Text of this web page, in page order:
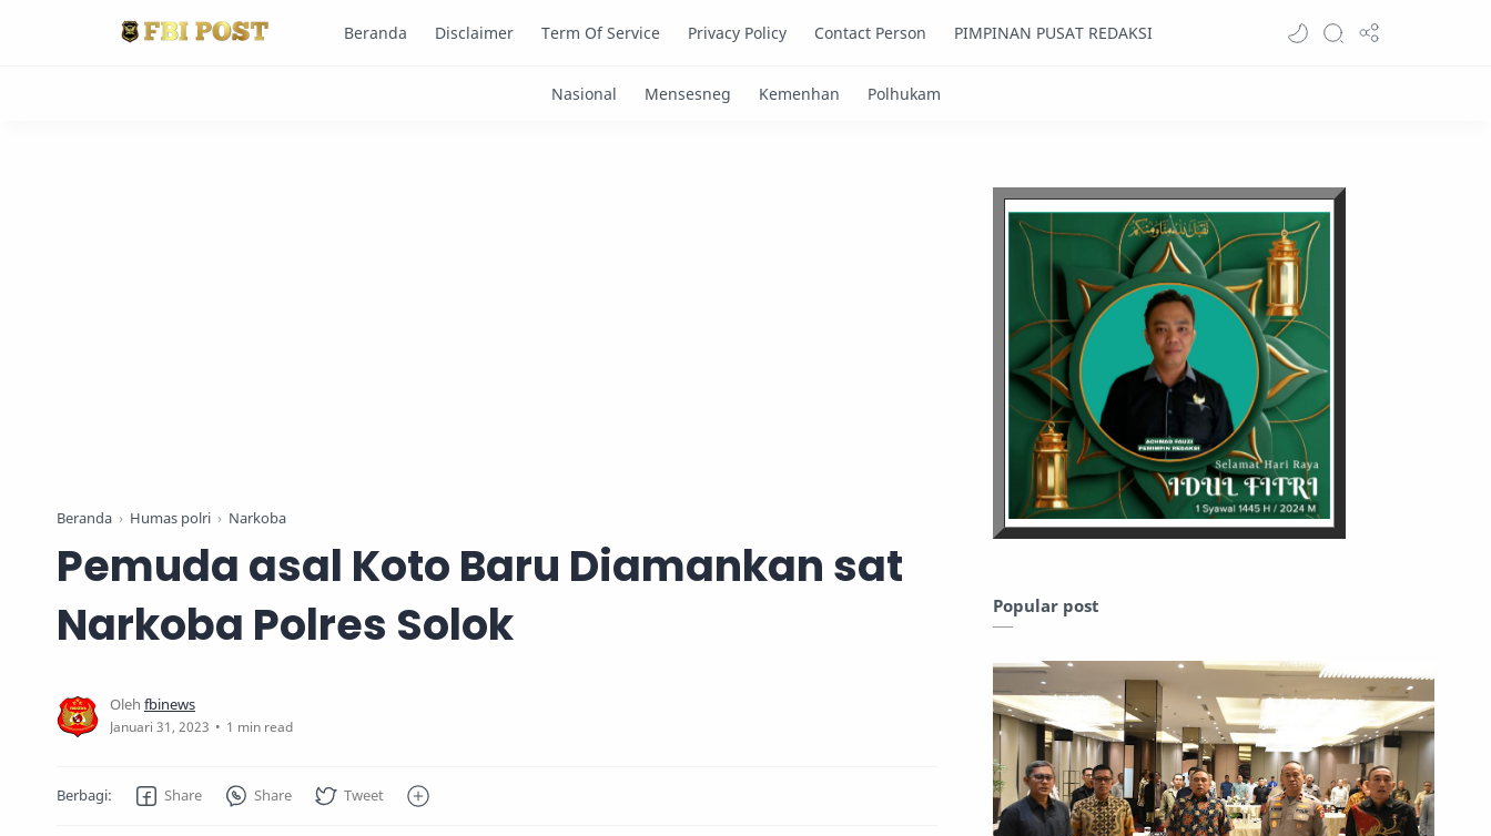
Beranda Disclaimer Term Of Service Privacy Policy Contact Person PIMPINAN PUSAT REDAKSI
Beranda Humas polri Narkoba
Pemuda asal Koto Baru Diamankan sat
Narkoba Polres Solok
1 min read
Popular post